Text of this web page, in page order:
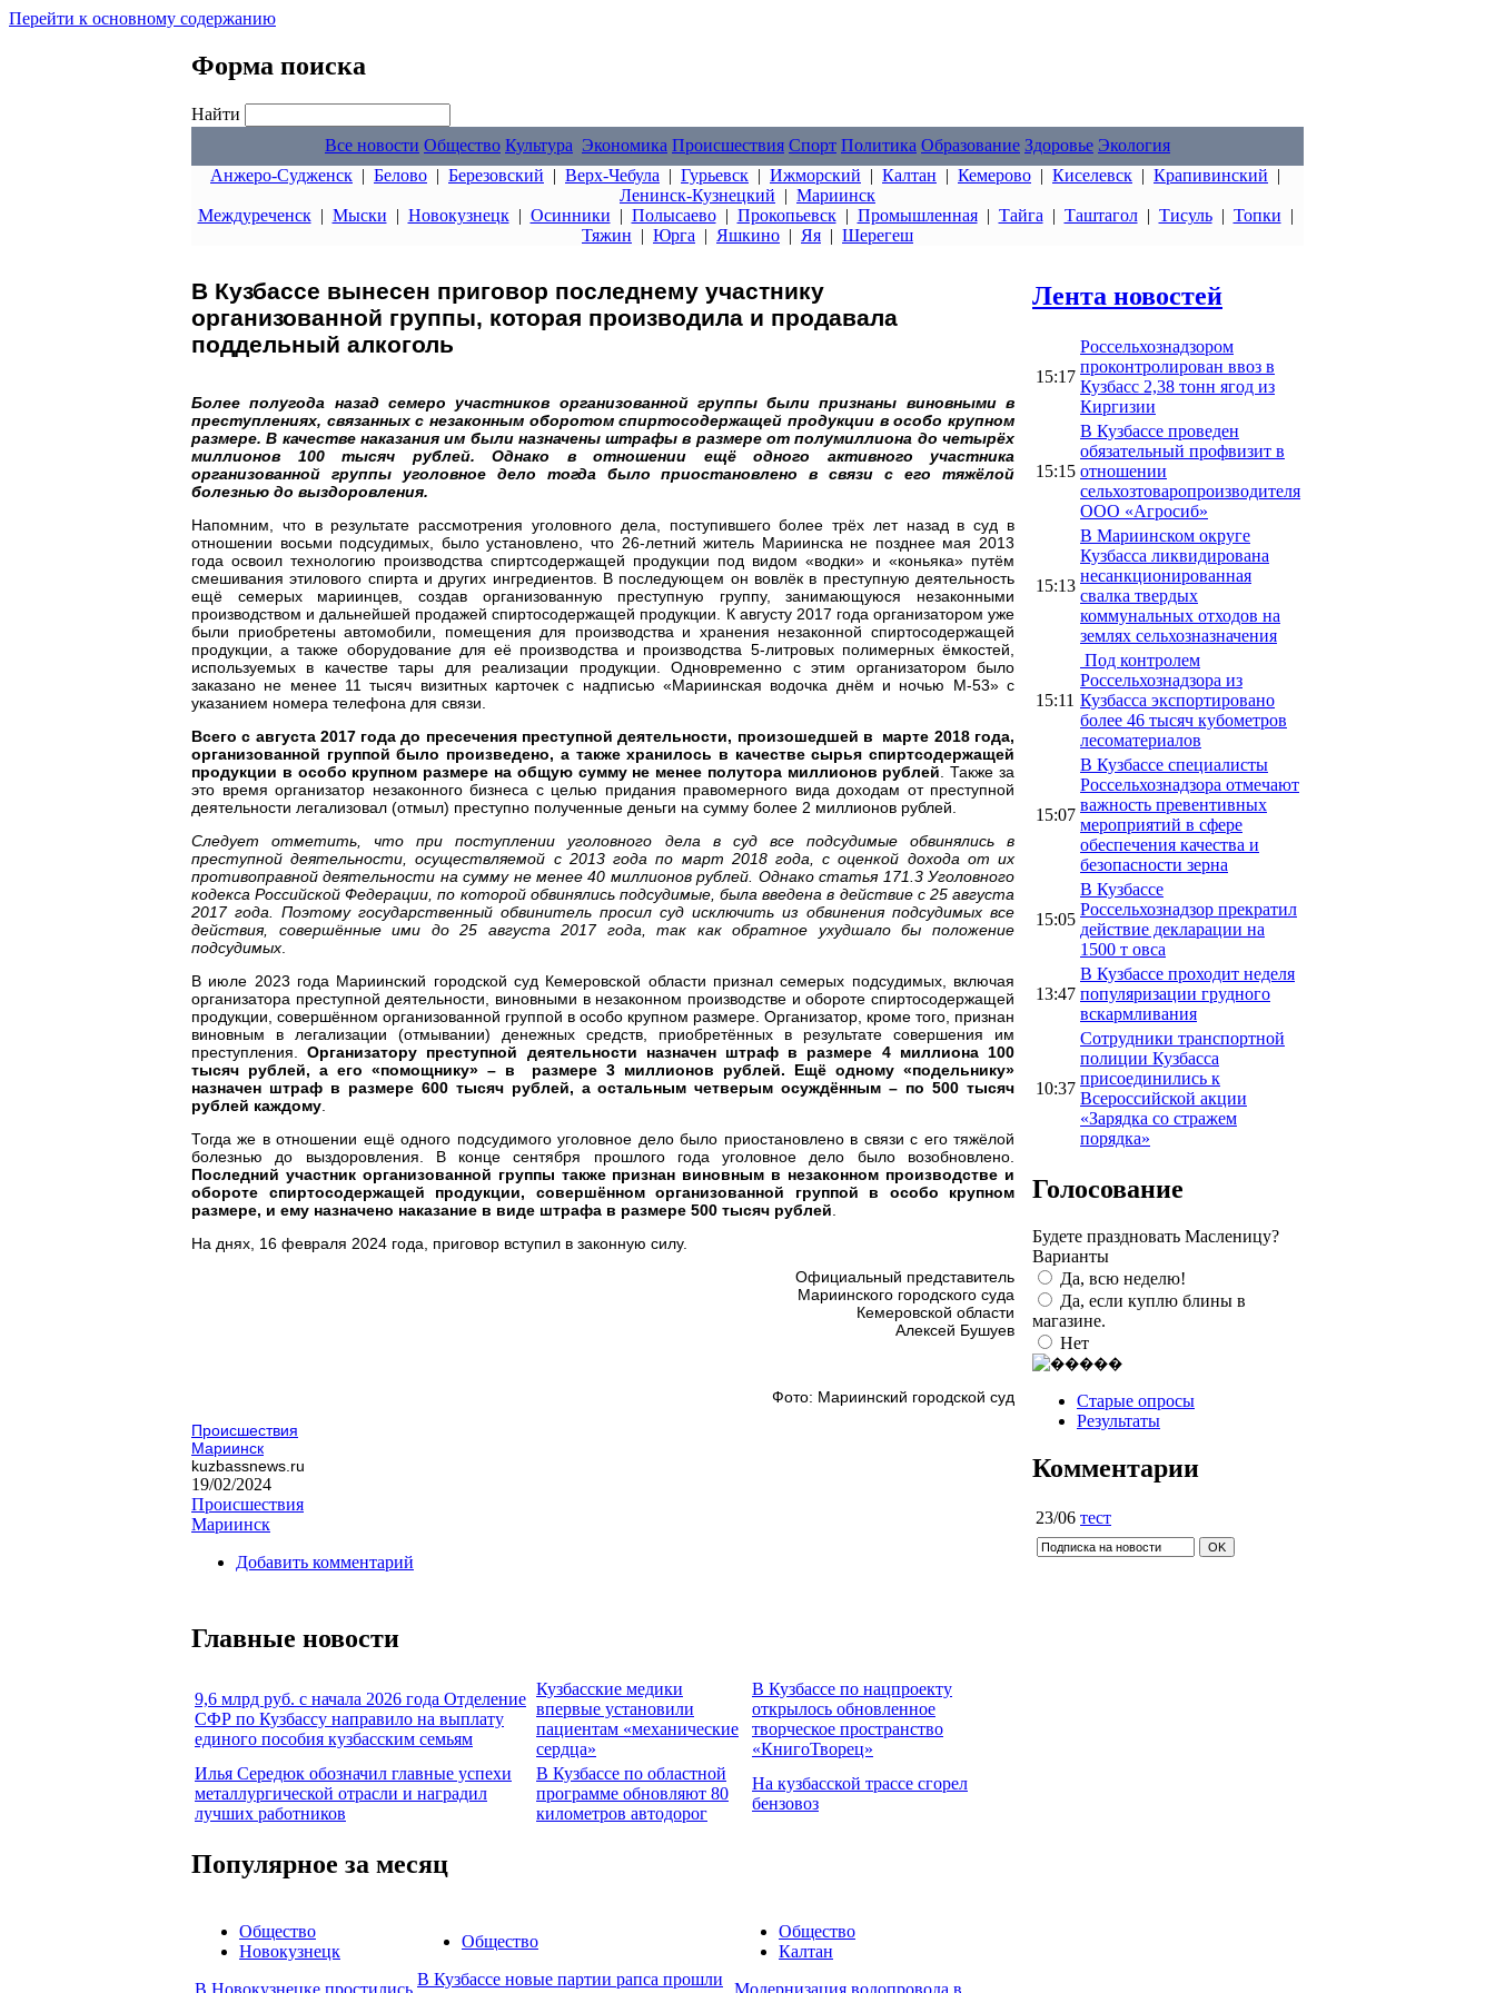
Перейти к основному содержанию
Форма поиска
Найти
Все новости Общество Культура Экономика Происшествия Спорт Политика Образование Здоровье Экология
Анжеро-Судженск | Белово | Березовский | Верх-Чебула | Гурьевск | Ижморский | Калтан | Кемерово | Киселевск | Крапивинский |
Ленинск-Кузнецкий | Мариинск
Междуреченск| Мыски | Новокузнецк| Осинники | Полысаево| Прокопьевск| Промышленная| Тайга | Таштагол| Тисуль| Топки |
Тяжин | Юрга | Яшкино | Яя | Шерегеш
В Кузбассе вынесен приговор последнему участнику
организованной группы, которая производила и продавала
поддельный алкоголь
Более полугода назад семеро участников организованной группы были признаны виновными в
преступлениях, связанных с незаконным оборотом спиртосодержащей продукции в особо крупном
размере. В качестве наказания им были назначены штрафы в размере от полумиллиона до четырёх
миллионов 100 тысяч рублей. Однако в отношении ещё одного активного участника
организованной группы уголовное дело тогда было приостановлено в связи с его тяжёлой
болезнью до выздоровления.
Напомним, что в результате рассмотрения уголовного дела, поступившего более трёх лет назад в суд в
отношении восьми подсудимых, было установлено, что 26-летний житель Мариинска не позднее мая 2013
года освоил технологию производства спиртсодержащей продукции под видом «водки» и «коньяка» путём
смешивания этилового спирта и других ингредиентов. В последующем он вовлёк в преступную деятельность
ещё семерых мариинцев, создав организованную преступную группу, занимающуюся незаконными
производством и дальнейшей продажей спиртосодержащей продукции. К августу 2017 года организатором уже
были приобретены автомобили, помещения для производства и хранения незаконной спиртосодержащей
продукции, а также оборудование для её производства и производства 5-литровых полимерных ёмкостей,
используемых в качестве тары для реализации продукции. Одновременно с этим организатором было
заказано не менее 11 тысяч визитных карточек с надписью «Мариинская водочка днём и ночью М-53» с
указанием номера телефона для связи.
Всего с августа 2017 года до пресечения преступной деятельности, произошедшей в марте 2018 года,
организованной группой было произведено, а также хранилось в качестве сырья спиртсодержащей
продукции в особо крупном размере на общую сумму не менее полутора миллионов рублей . Также за
это время организатор незаконного бизнеса с целью придания правомерного вида доходам от преступной
деятельности легализовал (отмыл) преступно полученные деньги на сумму более 2 миллионов рублей.
Следует отметить, что при поступлении уголовного дела в суд все подсудимые обвинялись в
преступной деятельности, осуществляемой с 2013 года по март 2018 года,с оценкой дохода от их
противоправной деятельности на сумму не менее 40 миллионов рублей . Однако статья 171.3 Уголовного
кодекса Российской Федерации, по которой обвинялись подсудимые, была введена в действие с 25 августа
2017 года. Поэтому государственный обвинитель просил суд исключить из обвинения подсудимых все
действия, совершённые ими до 25 августа 2017 года, так как обратное ухудшало бы положение
подсудимых
В июле 2023 года Мариинский городской суд Кемеровской области признал семерых подсудимых, включая
организатора преступной деятельности, виновными в незаконном производстве и обороте спиртосодержащей
продукции, совершённом организованной группой в особо крупном размере. Организатор, кроме того, признан
виновным в легализации (отмывании) денежных средств, приобретённых в результате совершения им
преступления.Организатору преступной деятельности назначен штраф в размере 4 миллиона 100
тысяч рублей, а его «помощнику» – в размере 3 миллионов рублей. Ещё одному «подельнику»
назначен штраф в размере 600 тысяч рублей, а остальным четверым осуждённым – по 500 тысяч
рублей каждому
Тогда же в отношении ещё одного подсудимого уголовное дело было приостановлено в связи с его тяжёлой
болезнью до выздоровления. В конце сентября прошлого года уголовное дело было возобновлено.
Последний участник организованной группы также признан виновным в незаконном производстве и
обороте спиртосодержащей продукции, совершённом организованной группой в особо крупном
размере, и ему назначено наказание в виде штрафа в размере 500 тысяч рублей
На днях, 16 февраля 2024 года, приговор вступил в законную силу.
Официальный представитель
Мариинского городского суда
Кемеровской области
Алексей Бушуев
Фото: Мариинский городской суд
Происшествия
Мариинск
kuzbassnews.ru
19/02/2024
Происшествия
Мариинск
Добавить комментарий
Главные новости
9,6 млрд руб. с начала 2026 года Отделение
СФР по Кузбассу направило на выплату
единого пособия кузбасским семьям
Кузбасские медики
впервые установили
пациентам «механические
сердца»
В Кузбассе по нацпроекту
открылось обновленное
творческое пространство
«КнигоТворец»
Илья Середюк обозначил главные успехи
металлургической отрасли и наградил
лучших работников
В Кузбассе по областной
программе обновляют 80
километров автодорог
На кузбасской трассе сгорел
бензовоз
Популярное за месяц
Общество
Новокузнецк
Общество
В Кузбассе новые партии рапса прошли
Общество
Калтан
Лента новостей
15:17
Россельхознадзором
проконтролирован ввоз в
Кузбасс 2,38 тонн ягод из
Киргизии
15:15
В Кузбассе проведен
обязательный профвизит в
отношении
сельхозтоваропроизводителя
ООО «Агросиб»
15:13
В Мариинском округе
Кузбасса ликвидирована
несанкционированная
свалка твердых
коммунальных отходов на
землях сельхозназначения
15:11
Под контролем
Россельхознадзора из
Кузбасса экспортировано
более 46 тысяч кубометров
лесоматериалов
15:07
В Кузбассе специалисты
Россельхознадзора отмечают
важность превентивных
мероприятий в сфере
обеспечения качества и
безопасности зерна
15:05
В Кузбассе
Россельхознадзор прекратил
действие декларации на
1500 т овса
13:47
В Кузбассе проходит неделя
популяризации грудного
вскармливания
10:37
Сотрудники транспортной
полиции Кузбасса
присоединились к
Всероссийской акции
«Зарядка со стражем
порядка»
Голосование
Будете праздновать Масленицу?
Варианты
Да, всю неделю!
Да, если куплю блины в
магазине.
Нет
Старые опросы
Результаты
Комментарии
23/06 тест